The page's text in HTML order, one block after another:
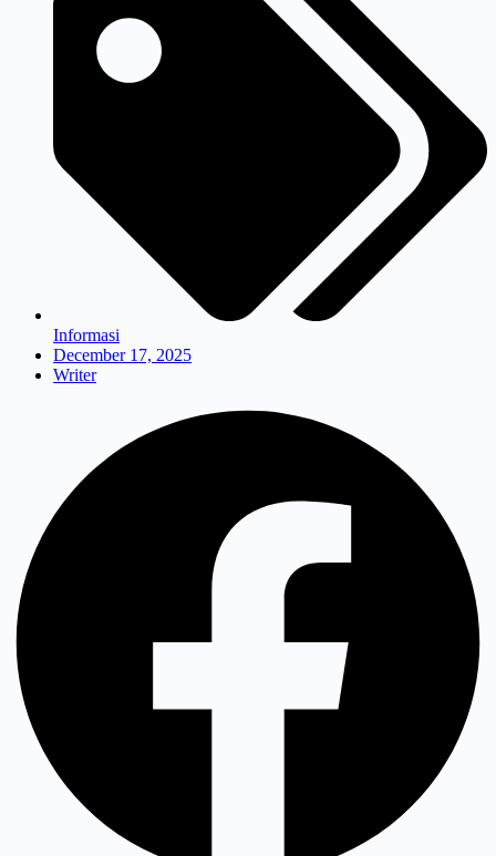
Informasi
December 17, 2025
Writer